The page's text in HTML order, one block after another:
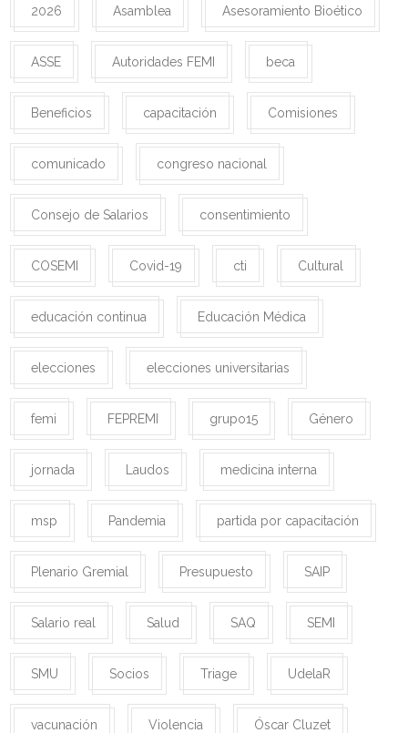
2026 Asamblea Asesoramiento Bioético
ASSE Autoridades FEMI beca
Beneficios capacitación Comisiones
comunicado congreso nacional
Consejo de Salarios consentimiento
COSEMI Covid-19 cti Cultural
educación continua Educación Médica
elecciones elecciones universitarias
femi FEPREMI grupo15 Género
jornada Laudos medicina interna
msp Pandemia partida por capacitación
Plenario Gremial Presupuesto SAIP
Salario real Salud SAQ SEMI
SMU Socios Triage UdelaR
vacunación Violencia Óscar Cluzet